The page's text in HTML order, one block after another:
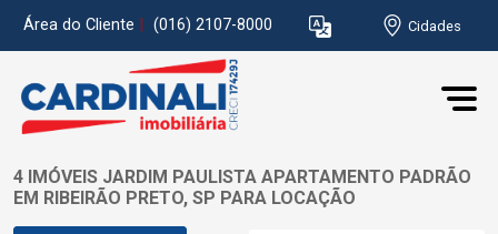
Área do Cliente (016) 2107-8000 Cidades
4 IMÓVEIS JARDIM PAULISTA APARTAMENTO PADRÃO
EM RIBEIRÃO PRETO, SP PARA LOCAÇÃO